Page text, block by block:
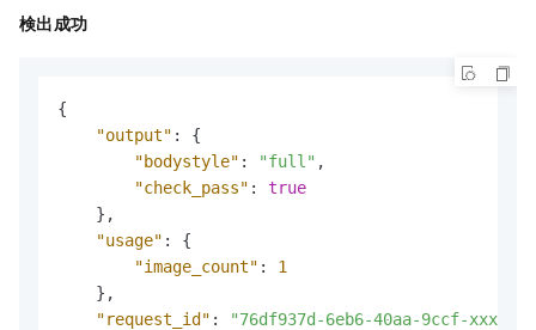
検出成功
{
"output" :
{
"bodystyle" : "full" ,
"check_pass" :
true
} ,
"usage" :
{
"image_count" :
1
} ,
"request_id" :
"76df937d-6eb6-40aa-9ccf-xxxxxx"